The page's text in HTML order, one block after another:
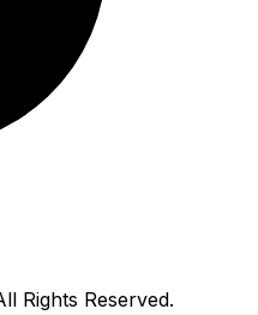
Rights Reserved.